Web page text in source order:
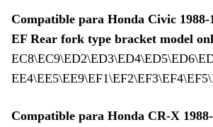
Compatible para Honda Civic 1988-
EF Rear fork type bracket model
Compatible para Honda CR-X